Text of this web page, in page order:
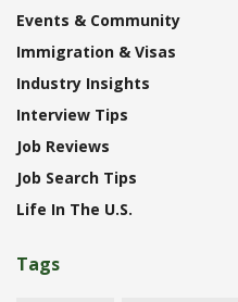
Events & Community
Immigration & Visas
Industry Insights
Interview Tips
Job Reviews
Job Search Tips
Life In The U.S.
Tags